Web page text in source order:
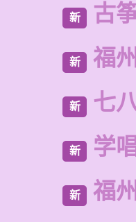
新 古
新 福
新 七
新 学
新 福